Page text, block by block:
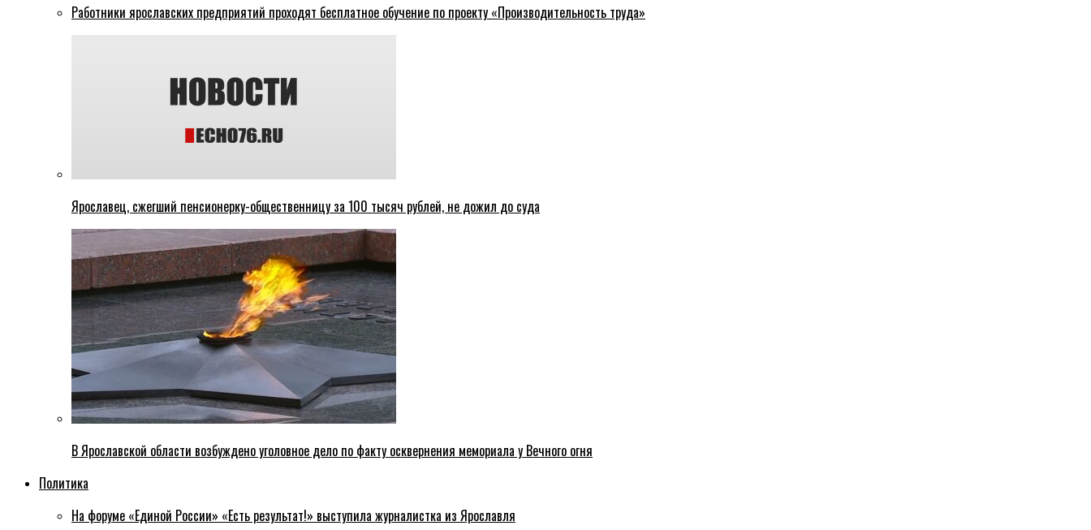
Работники ярославских предприятий проходят бесплатное обучение по проекту «Производительность труда»
Ярославец, сжегший пенсионерку-общественницу за 100 тысяч рублей, не дожил до суда
В Ярославской области возбуждено уголовное дело по факту осквернения мемориала у Вечного огня
Политика
На форуме «Единой России» «Есть результат!» выступила журналистка из Ярославля